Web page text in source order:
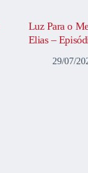
Luz Para o
Elias –
29/07/